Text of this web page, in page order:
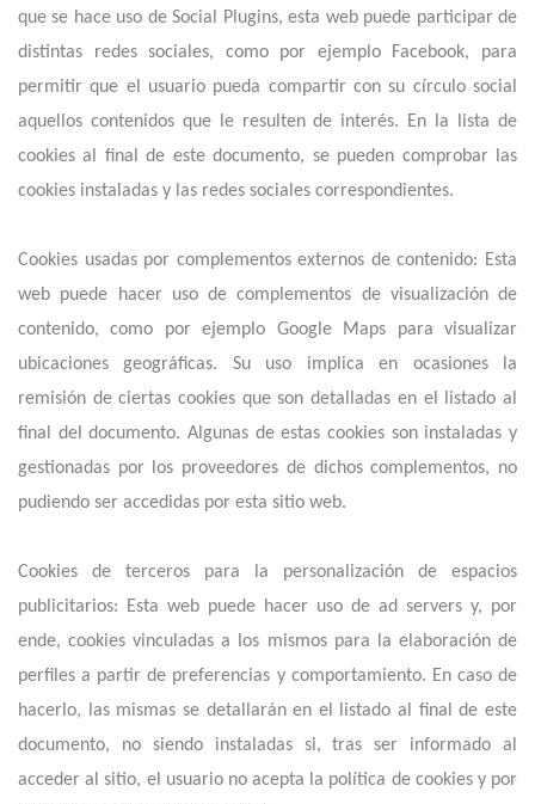
que se hace uso de Social Plugins, esta web puede participar de
distintas redes sociales, como por ejemplo Facebook, para
permitir que el usuario pueda compartir con su círculo social
aquellos contenidos que le resulten de interés. En la lista de
cookies al final de este documento, se pueden comprobar las
cookies instaladas y las redes sociales correspondientes.
Cookies usadas por complementos externos de contenido: Esta
web puede hacer uso de complementos de visualización de
contenido, como por ejemplo Google Maps para visualizar
ubicaciones geográficas. Su uso implica en ocasiones la
remisión de ciertas cookies que son detalladas en el listado al
final del documento. Algunas de estas cookies son instaladas y
gestionadas por los proveedores de dichos complementos, no
pudiendo ser accedidas por esta sitio web.
Cookies de terceros para la personalización de espacios
publicitarios: Esta web puede hacer uso de ad servers y, por
ende, cookies vinculadas a los mismos para la elaboración de
perfiles a partir de preferencias y comportamiento. En caso de
hacerlo, las mismas se detallarán en el listado al final de este
documento, no siendo instaladas si, tras ser informado al
acceder al sitio, el usuario no acepta la política de cookies y por